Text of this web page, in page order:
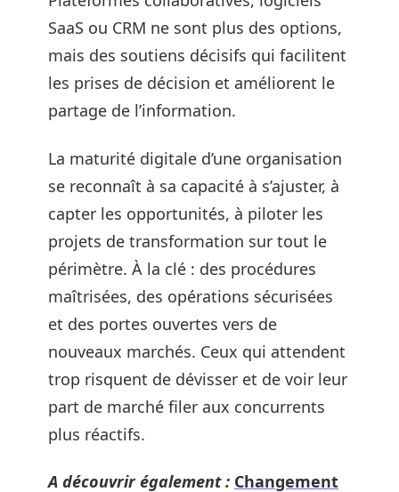
SaaS ou CRM ne sont plus des options,
mais des soutiens décisifs qui facilitent
les prises de décision et améliorent le
partage de l’information.
La maturité digitale d’une organisation
se reconnaît à sa capacité à s’ajuster, à
capter les opportunités, à piloter les
projets de transformation sur tout le
périmètre. À la clé : des procédures
maîtrisées, des opérations sécurisées
et des portes ouvertes vers de
nouveaux marchés. Ceux qui attendent
trop risquent de dévisser et de voir leur
part de marché filer aux concurrents
plus réactifs.
A découvrir également : Changement